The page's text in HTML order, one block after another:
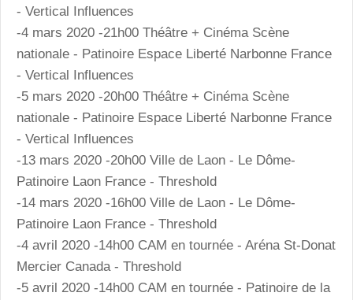
- Vertical Influences
-4 mars 2020 -21h00 Théâtre + Cinéma Scène
nationale - Patinoire Espace Liberté Narbonne France
- Vertical Influences
-5 mars 2020 -20h00 Théâtre + Cinéma Scène
nationale - Patinoire Espace Liberté Narbonne France
- Vertical Influences
-13 mars 2020 -20h00 Ville de Laon - Le Dôme-
Patinoire Laon France - Threshold
-14 mars 2020 -16h00 Ville de Laon - Le Dôme-
Patinoire Laon France - Threshold
-4 avril 2020 -14h00 CAM en tournée - Aréna St-Donat
Mercier Canada - Threshold
-5 avril 2020 -14h00 CAM en tournée - Patinoire de la